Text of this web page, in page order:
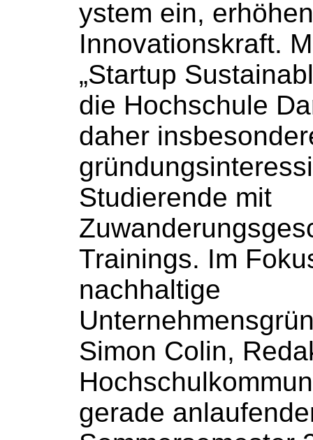
ystem ein,
Innovationskraft.
„Startup
die Hochschule
daher
Studierende mit
Trainings. Im
nachhaltige
Simon Colin,
gerade